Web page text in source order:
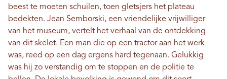
beest te moeten schuilen, toen gletsjers het plateau
bedekten. Jean Semborski, een vriendelijke vrijwilliger
van het museum, vertelt het verhaal van de ontdekking
van dit skelet. Een man die op een tractor aan het werk
was, reed op een dag ergens hard tegenaan. Gelukkig
was hij zo verstandig om te stoppen en de politie te